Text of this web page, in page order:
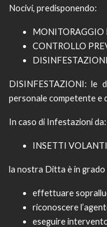
Nocivi, predisponendo:
MONITORAGGIO
CONTROLLO
DISINFESTAZIONI: le
personale competente e
In caso di Infestazioni da:
INSETTI VOLANTI
la nostra Ditta è in grado
effettuare
riconoscere
eseguire